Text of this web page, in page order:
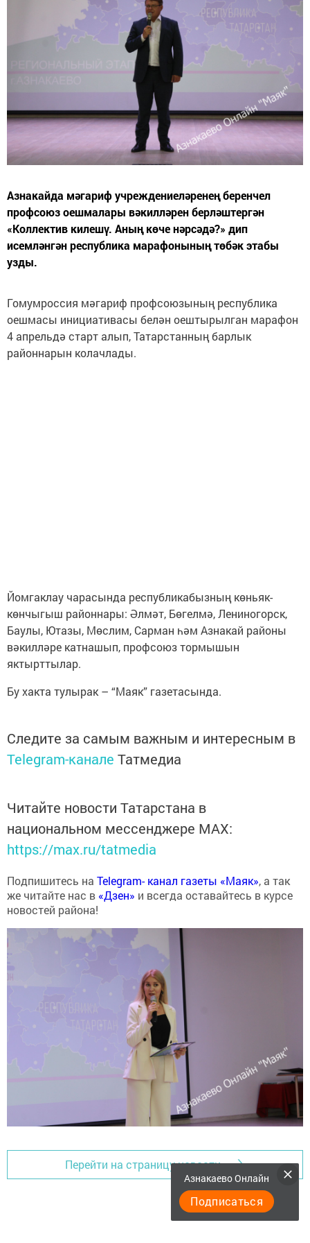
Азнакайда мәгариф учреждениеләренең беренчел
профсоюз оешмалары вәкилләрен берләштергән
«Коллектив килешү. Аның көче нәрсәдә?» дип
исемләнгән республика марафонының төбәк этабы
узды.
Гомумроссия мәгариф профсоюзының республика
оешмасы инициативасы белән оештырылган марафон
4 апрельдә старт алып, Татарстанның барлык
районнарын колачлады.
Йомгаклау чарасында республикабызның көньяк-
көнчыгыш районнары: Әлмәт, Бөгелмә, Лениногорск,
Баулы, Ютазы, Мөслим, Сарман һәм Азнакай районы
вәкилләре катнашып, профсоюз тормышын
яктырттылар.
Бу хакта тулырак – “Маяк” газетасында.
Следите за самым важным и интересным в
Telegram-канале Татмедиа
Читайте новости Татарстана в
национальном мессенджере MАХ:
https://max.ru/tatmedia
Подпишитесь на Telegram- канал газеты «Маяк», а так
же читайте нас в «Дзен» и всегда оставайтесь в курсе
новостей района!
Перейти на страницу новости
Азнакаево Онлайн
Подписаться